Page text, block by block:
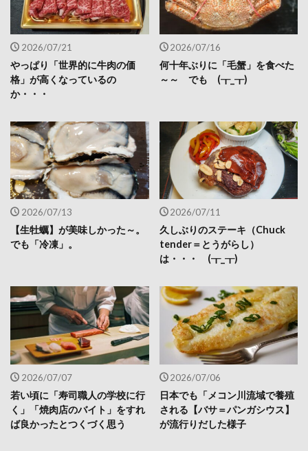
2026/07/21
やっぱり「世界的に牛肉の価
格」が高くなっているの
か・・・
2026/07/16
何十年ぶりに「毛蟹」を食べた
～～ でも (┰_┰)
2026/07/13
【生牡蠣】が美味しかった～。
でも「冷凍」。
2026/07/11
久しぶりのステーキ（Chuck
tender＝とうがらし）
は・・・ (┰_┰)
2026/07/07
若い頃に「寿司職人の学校に行
く」「焼肉店のバイト」をすれ
ば良かったとつくづく思う
2026/07/06
日本でも「メコン川流域で養殖
される【バサ＝パンガシウス】
が流行りだした様子